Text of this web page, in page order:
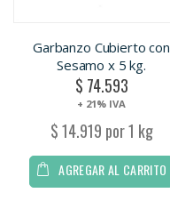
Garbanzo Cubierto con
Sesamo x 5 kg.
$ 74.593
+ 21% IVA
$ 14.919 por 1 kg
AGREGAR AL CARRITO